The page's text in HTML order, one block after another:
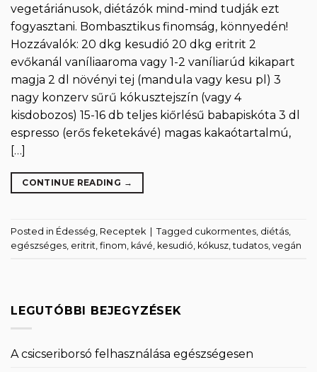
vegetáriánusok, diétázók mind-mind tudják ezt
fogyasztani. Bombasztikus finomság, könnyedén!
Hozzávalók: 20 dkg kesudió 20 dkg eritrit 2
evőkanál vaníliaaroma vagy 1-2 vaníliarúd kikapart
magja 2 dl növényi tej (mandula vagy kesu pl) 3
nagy konzerv sűrű kókusztejszín (vagy 4
kisdobozos) 15-16 db teljes kiőrlésű babapiskóta 3 dl
espresso (erős feketekávé) magas kakaótartalmú,
[…]
CONTINUE READING →
Posted in Édesség Receptek | Tagged cukormentes diétás
egészséges eritrit finom kávé kesudió kókusz ,tudatos vegán
LEGUTÓBBI BEJEGYZÉSEK
A csicseriborsó felhasználása egészségesen